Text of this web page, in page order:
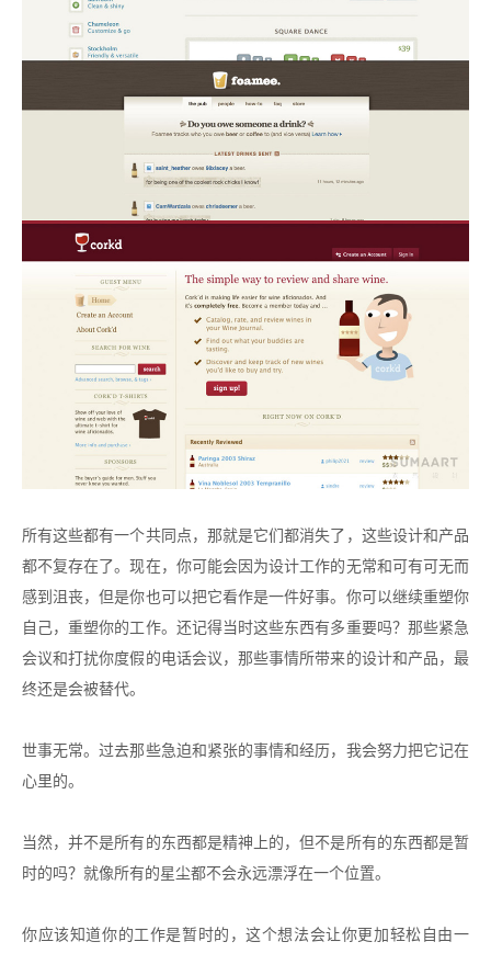
所有这些都有一个共同点，那就是它们都消失了，这些设计和产品
都不复存在了。现在，你可能会因为设计工作的无常和可有可无而
感到沮丧，但是你也可以把它看作是一件好事。你可以继续重塑你
自己，重塑你的工作。还记得当时这些东西有多重要吗？那些紧急
会议和打扰你度假的电话会议，那些事情所带来的设计和产品，最
终还是会被替代。
世事无常。过去那些急迫和紧张的事情和经历，我会努力把它记在
心里的。
当然，并不是所有的东西都是精神上的，但不是所有的东西都是暂
时的吗？就像所有的星尘都不会永远漂浮在一个位置。
你应该知道你的工作是暂时的，这个想法会让你更加轻松自由一